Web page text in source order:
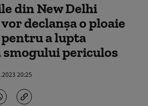
din New Delhi
declanşa o ploaie
a lupta
periculos
20:25